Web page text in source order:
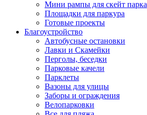
Мини рампы для скейт парка
Площадки для паркура
Готовые проекты
Благоустройство
Автобусные остановки
Лавки и Скамейки
Перголы, беседки
Парковые качели
Парклеты
Вазоны для улицы
Заборы и ограждения
Велопарковки